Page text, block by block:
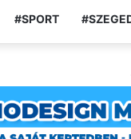
#SPORT